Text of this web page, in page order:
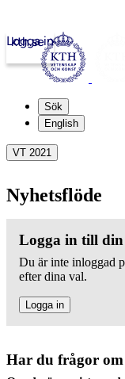
kth.se
Logga in
Sök
English
VT 2021
Nyhetsflöde
Logga in till
Du är inte inloggad
efter dina val.
Logga in
Har du frågor om